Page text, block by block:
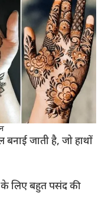
जाती है, जो हाथों
लिए बहुत पसंद की